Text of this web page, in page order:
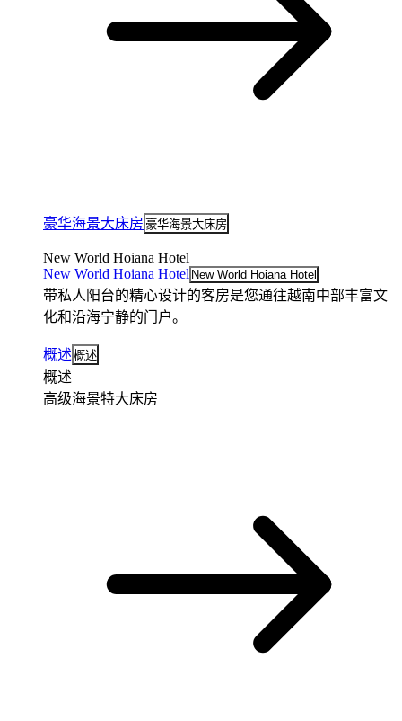
豪华海景大床房 豪华海景大床房
New World Hoiana Hotel
New World Hoiana Hotel New World Hoiana Hotel
带私人阳台的精心设计的客房是您通往越南中部丰富文
化和沿海宁静的门户。
概述 概述
概述
高级海景特大床房